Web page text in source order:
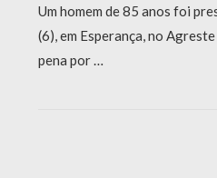
Um homem de 85 anos foi
(6), em Esperança, no
pena por …